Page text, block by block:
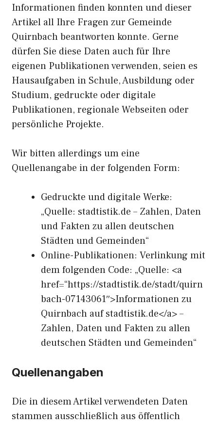
Informationen finden konnten und dieser
Artikel all Ihre Fragen zur Gemeinde
Quirnbach beantworten konnte. Gerne
dürfen Sie diese Daten auch für Ihre
eigenen Publikationen verwenden, seien es
Hausaufgaben in Schule, Ausbildung oder
Studium, gedruckte oder digitale
Publikationen, regionale Webseiten oder
persönliche Projekte.
Wir bitten allerdings um eine
Quellenangabe in der folgenden Form:
Gedruckte und digitale Werke:
„Quelle: stadtistik.de – Zahlen, Daten
und Fakten zu allen deutschen
Städten und Gemeinden“
Online-Publikationen: Verlinkung mit
dem folgenden Code: „Quelle: <a
href=“https://stadtistik.de/stadt/quirn
bach-07143061″>Informationen zu
Quirnbach auf stadtistik.de</a> –
Zahlen, Daten und Fakten zu allen
deutschen Städten und Gemeinden“
Quellenangaben
Die in diesem Artikel verwendeten Daten
stammen ausschließlich aus öffentlich